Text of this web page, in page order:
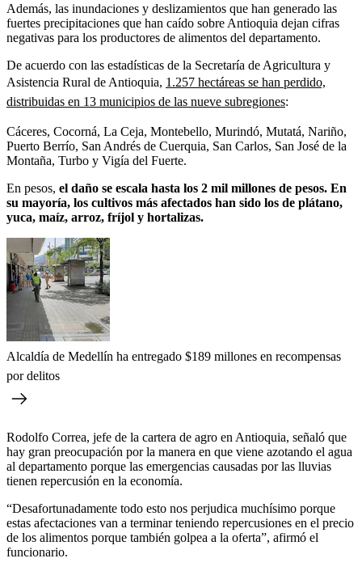
Además, las inundaciones y deslizamientos que han generado las
fuertes precipitaciones que han caído sobre Antioquia dejan cifras
negativas para los productores de alimentos del departamento.
De acuerdo con las estadísticas de la Secretaría de Agricultura y
Asistencia Rural de Antioquia, 1.257 hectáreas se han perdido,
distribuidas en 13 municipios de las nueve subregiones:
Cáceres, Cocorná, La Ceja, Montebello, Murindó, Mutatá, Nariño,
Puerto Berrío, San Andrés de Cuerquia, San Carlos, San José de la
Montaña, Turbo y Vigía del Fuerte.
En pesos, el daño se escala hasta los 2 mil millones de pesos. En
su mayoría, los cultivos más afectados han sido los de plátano,
yuca, maíz, arroz, fríjol y hortalizas.
Alcaldía de Medellín ha entregado $189 millones en recompensas
por delitos
Rodolfo Correa, jefe de la cartera de agro en Antioquia, señaló que
hay gran preocupación por la manera en que viene azotando el agua
al departamento porque las emergencias causadas por las lluvias
tienen repercusión en la economía.
“Desafortunadamente todo esto nos perjudica muchísimo porque
estas afectaciones van a terminar teniendo repercusiones en el precio
de los alimentos porque también golpea a la oferta”, afirmó el
funcionario.